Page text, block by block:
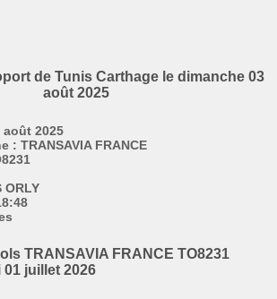
de Tunis Carthage le dimanche 03
août 2025
août 2025
: TRANSAVIA FRANCE
ORLY
TRANSAVIA FRANCE TO8231
juillet 2026